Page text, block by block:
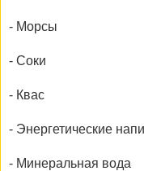
- Морсы
- Соки
- Квас
- Энергетические
- Минеральная вода